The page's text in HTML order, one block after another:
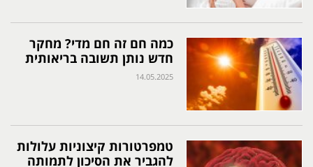
כמה חם זה חם מדי? מחקר
חדש נותן תשובה בריאותית
14.05.2025
טמפרטורות קיצוניות עלולות
להגביר את הסיכון לתמותה